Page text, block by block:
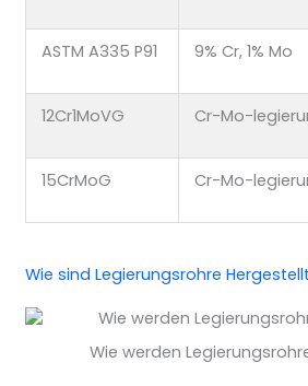
ASTM A335 P91 9% Cr, 1% Mo
12Cr1MoVG Cr-Mo-
15CrMoG Cr-Mo-
Wie sind Legierungsrohre
Wie werden